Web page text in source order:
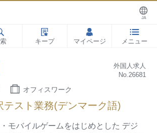
キープ マイページ メニュー
JA
外国人求人
No.26681
オフィスワーク
テスト業務(デンマーク語)
モバイルゲームをはじめとした デジ